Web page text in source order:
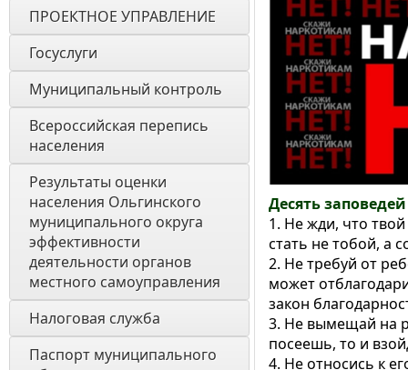
ПРОЕКТНОЕ УПРАВЛЕНИЕ
Госуслуги
Муниципальный контроль
Всероссийская перепись
населения
Результаты оценки
населения Ольгинского
муниципального округа
эффективности
деятельности органов
местного самоуправления
Налоговая служба
Паспорт муниципального
Десять
1. Не жди, что
стать не тобой, а
2. Не требуй от
может
закон
3. Не вымещай на
посеешь, то и
4. Не относись к